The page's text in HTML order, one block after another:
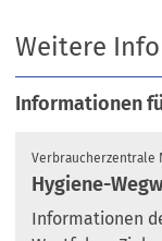
Weitere
Informationen
Verbraucherzentrale
Hygiene-
Informationen